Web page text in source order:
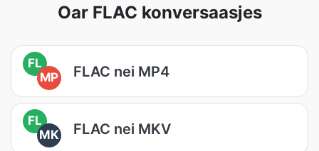
Oar FLAC konversaasjes
FL
MP
FLAC nei MP4
FL
MK
FLAC nei MKV